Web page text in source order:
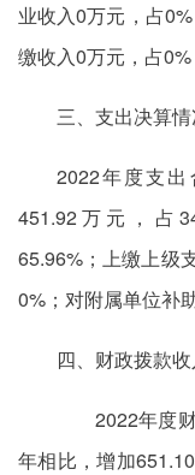
业收入0万元，占
缴收入0万元，占0%
三、支出决算
2022年度支
451.92万元，占
65.96%；上缴上级
0%；对附属单位补
四、财政拨款
2022年度财
年相比，增加